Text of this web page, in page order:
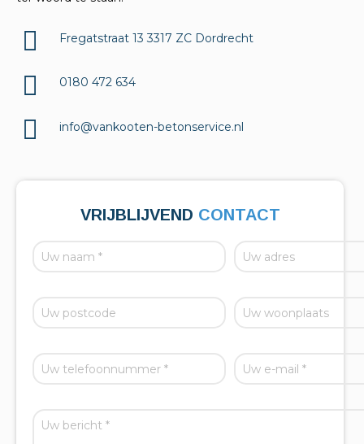
Fregatstraat 13 3317 ZC Dordrecht
0180 472 634
info@vankooten-betonservice.nl
VRIJBLIJVEND CONTACT